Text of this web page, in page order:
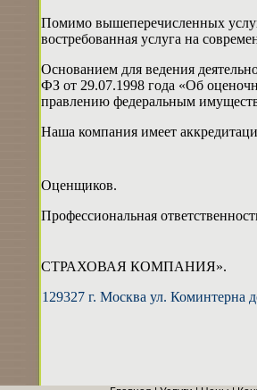
Помимо вышеперечисленных
востребованная услуга на
Основанием для ведения
ФЗ от 29.07.1998 года «Об
правлению федеральным
Наша компания имеет
Оценщиков.
Профессиональная
СТРАХОВАЯ КОМПАНИЯ».
129327 г. Москва ул.